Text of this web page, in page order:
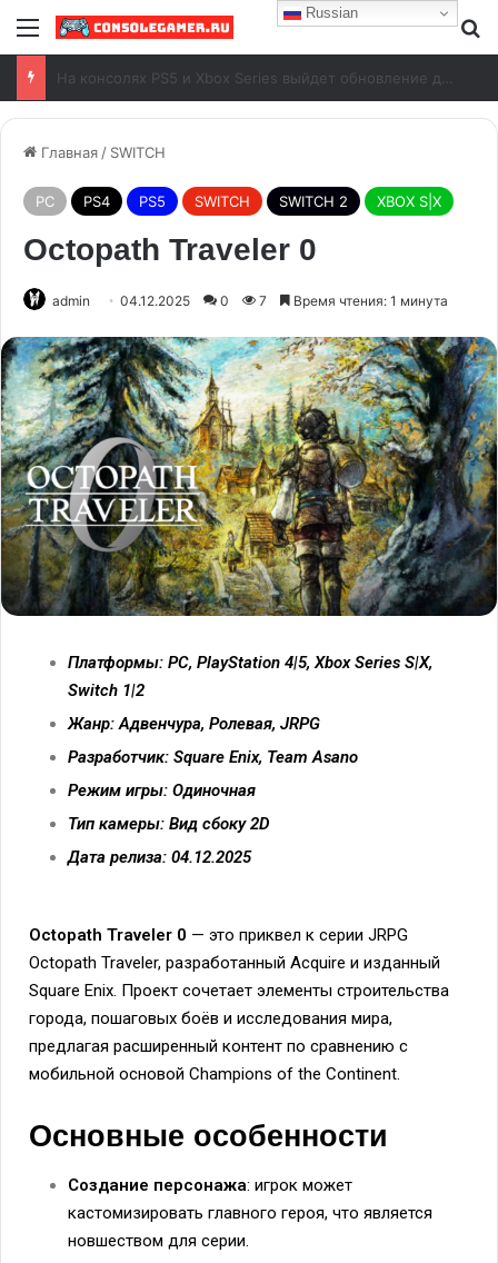
Battlefield 6: исправлены вылеты в версии 1.4.1.5
Главная / SWITCH
PC PS4 PS5 SWITCH SWITCH 2 XBOX S|X
Octopath Traveler 0
admin 04.12.2025 0 7 Время чтения: 1 минута
Платформы: PC, PlayStation 4|5, Xbox Series S|X,
Switch 1|2
Жанр: Адвенчура, Ролевая, JRPG
Разработчик: Square Enix, Team Asano
Режим игры: Одиночная
Тип камеры: Вид сбоку 2D
Дата релиза: 04.12.2025
Octopath Traveler 0 — это приквел к серии JRPG
Octopath Traveler, разработанный Acquire и изданный
Square Enix. Проект сочетает элементы строительства
города, пошаговых боёв и исследования мира,
предлагая расширенный контент по сравнению с
мобильной основой Champions of the Continent.
Основные особенности
Создание персонажа: игрок может
кастомизировать главного героя, что является
новшеством для серии.
Russian